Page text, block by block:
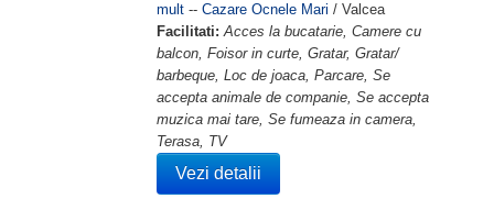
mult -- Cazare Ocnele Mari / Valcea
Facilitati:Acces la bucatarie, Camere cu
balcon, Foisor in curte, Gratar, Gratar/
barbeque, Loc de joaca, Parcare, Se
accepta animale de companie, Se accepta
muzica mai tare, Se fumeaza in camera,
Terasa, TV
Vezi detalii